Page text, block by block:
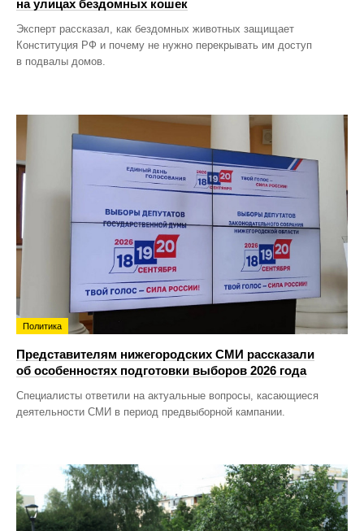
на улицах бездомных кошек
Эксперт рассказал, как бездомных животных защищает
Конституция РФ и почему не нужно перекрывать им доступ
в подвалы домов.
Политика
Представителям нижегородских СМИ рассказали
об особенностях подготовки выборов 2026 года
Специалисты ответили на актуальные вопросы, касающиеся
деятельности СМИ в период предвыборной кампании.